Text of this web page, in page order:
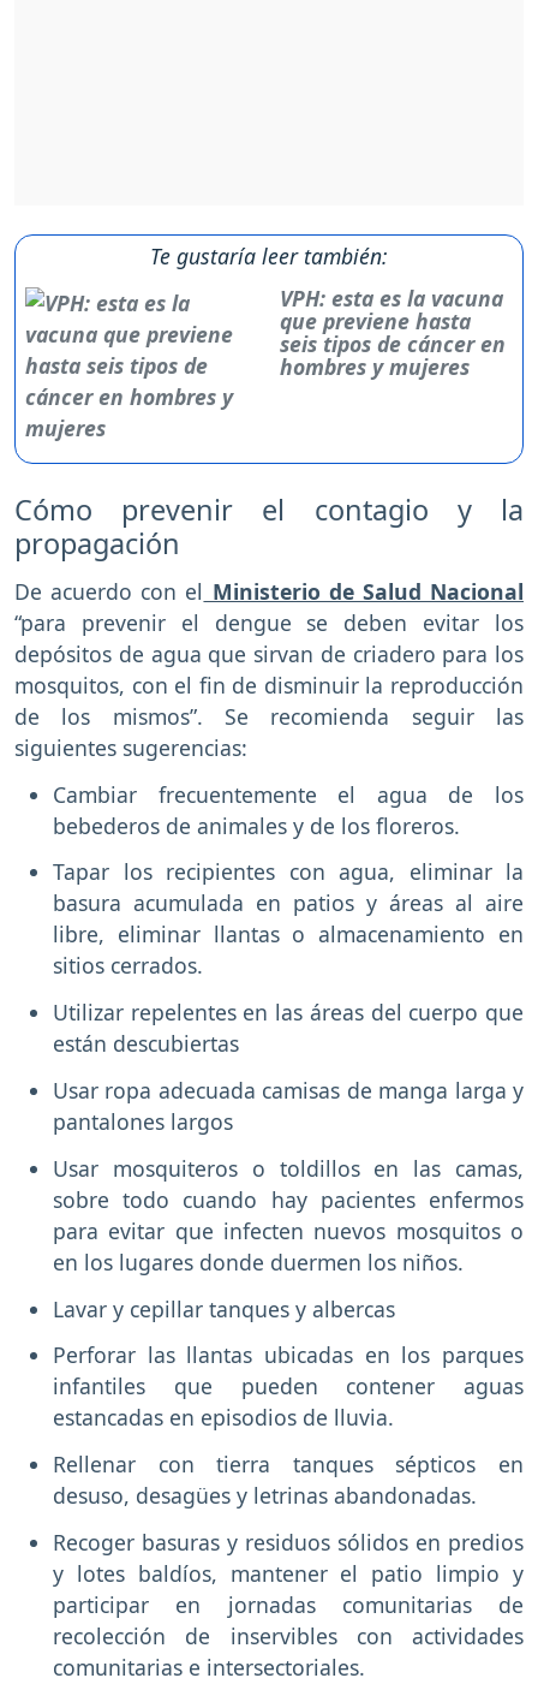
Te gustaría leer también:
VPH: esta es la vacuna
que previene hasta
seis tipos de cáncer en
hombres y mujeres
Cómo prevenir el contagio y la
propagación
De acuerdo con el Ministerio de Salud Nacional
“para prevenir el dengue se deben evitar los
depósitos de agua que sirvan de criadero para los
mosquitos, con el fin de disminuir la reproducción
de los mismos”. Se recomienda seguir las
siguientes sugerencias:
Cambiar frecuentemente el agua de los
bebederos de animales y de los floreros.
Tapar los recipientes con agua, eliminar la
basura acumulada en patios y áreas al aire
libre, eliminar llantas o almacenamiento en
sitios cerrados.
Utilizar repelentes en las áreas del cuerpo que
están descubiertas
Usar ropa adecuada camisas de manga larga y
pantalones largos
Usar mosquiteros o toldillos en las camas,
sobre todo cuando hay pacientes enfermos
para evitar que infecten nuevos mosquitos o
en los lugares donde duermen los niños.
Lavar y cepillar tanques y albercas
Perforar las llantas ubicadas en los parques
infantiles que pueden contener aguas
estancadas en episodios de lluvia.
Rellenar con tierra tanques sépticos en
desuso, desagües y letrinas abandonadas.
Recoger basuras y residuos sólidos en predios
y lotes baldíos, mantener el patio limpio y
participar en jornadas comunitarias de
recolección de inservibles con actividades
comunitarias e intersectoriales.